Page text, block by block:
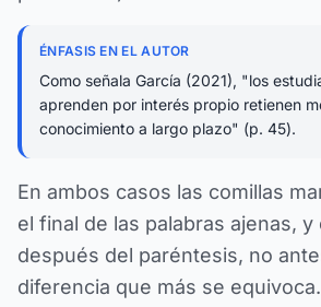
ÉNFASIS EN EL AUTOR
Como señala García (2021), "los
aprenden por interés propio retienen
conocimiento a largo plazo" (p. 45).
En ambos casos las comillas
el final de las palabras ajenas,
después del paréntesis, no
diferencia que más se equivoca.